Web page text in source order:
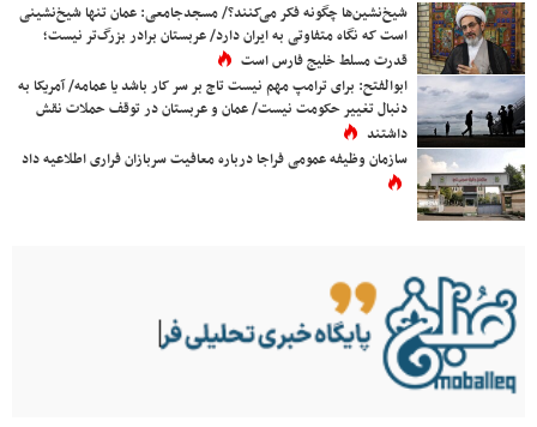
شیخ‌نشین‌ها چگونه فکر می‌کنند؟/ مسجدجامعی: عمان تنها شیخ‌نشینی
است که نگاه متفاوتی به ایران دارد/ عربستان برادر بزرگ‌تر نیست؛
قدرت مسلط خلیج فارس است
ابوالفتح: برای ترامپ مهم نیست تاج بر سر کار باشد یا عمامه/ آمریکا به
دنبال تغییر حکومت نیست/ عمان و عربستان در توقف حملات نقش
داشتند
سازمان وظیفه عمومی فراجا درباره معافیت سربازان فراری اطلاعیه داد